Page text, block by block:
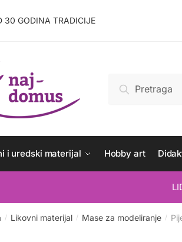
30 GODINA TRADICIJE
Pretraži
i uredski materijal Hobby art
/ Likovni materijal / Mase za modeliranje /